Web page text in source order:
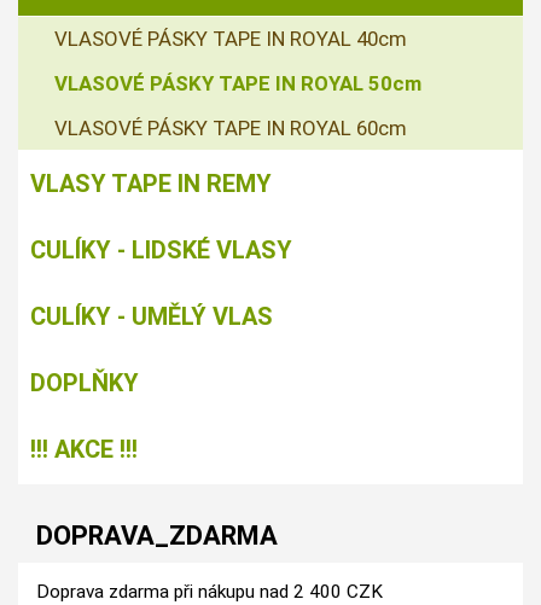
VLASOVÉ PÁSKY TAPE IN ROYAL 40cm
VLASOVÉ PÁSKY TAPE IN ROYAL 50cm
VLASOVÉ PÁSKY TAPE IN ROYAL 60cm
VLASY TAPE IN REMY
CULÍKY - LIDSKÉ VLASY
CULÍKY - UMĚLÝ VLAS
DOPLŇKY
!!! AKCE !!!
DOPRAVA_ZDARMA
Doprava zdarma při nákupu nad 2 400 CZK